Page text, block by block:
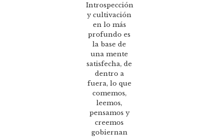
Introspección
y cultivación
en lo más
profundo es
la base de
una mente
satisfecha, de
dentro a
fuera, lo que
comemos,
leemos,
pensamos y
creemos
gobiernan